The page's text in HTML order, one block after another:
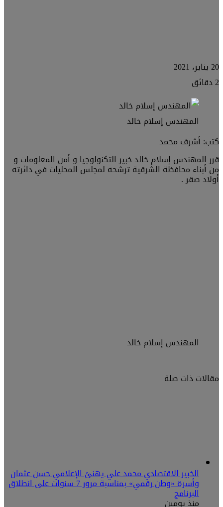
20 يناير، 2021
2 دقائق
المهندس إسلام خالد
كتب: أشرف محمد
قرر المهندس إسلام خالد خبير التكنولوجيا و أمن المعلومات و
من أبناء محافظة الشرقية ترشحه لمجلس المحليات في دائرته
أولاد صقر .
المهندس إسلام خالد
مقالات ذات صلة
الخبير الاقتصادي محمد علي يهنئ الإعلامي حسن عثمان
وأسرة «وطن رقمي» بمناسبة مرور 7 سنوات على انطلاق
البرنامج
منذ يومين